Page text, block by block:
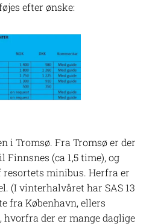
efter ønske:
i Tromsø. Fra Tromsø er der
(ca 1,5 time), og
minibus. Herfra er
(I vinterhalvåret har SAS 13
fra København, ellers
hvorfra der er mange daglige